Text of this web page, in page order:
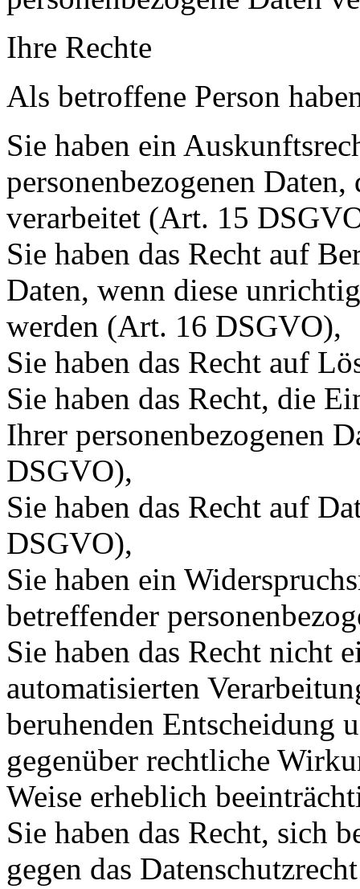
Ihre Rechte
Als betroffene Person
Sie haben ein
personenbezogenen
verarbeitet (Art. 15
Sie haben das Recht auf
Daten, wenn diese
werden (Art. 16 DSGVO),
Sie haben das Recht auf
Sie haben das Recht, die
Ihrer personenbezogenen
DSGVO),
Sie haben das Recht auf
DSGVO),
Sie haben ein
betreffender
Sie haben das Recht nicht
automatisierten
beruhenden Entscheidung
gegenüber rechtliche
Weise erheblich
Sie haben das Recht, sich
gegen das